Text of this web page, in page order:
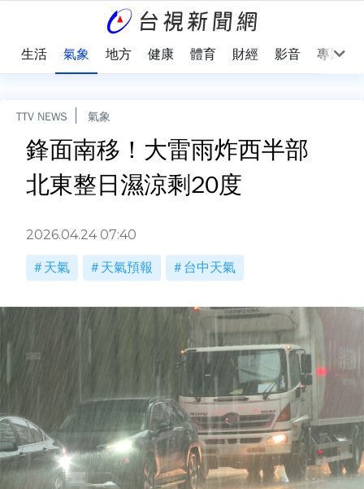
生活 氣象 地方 健康 體育 財經 影音 專題
TTV NEWS 氣象
鋒面南移！大雷雨炸西半部
北東整日濕涼剩20度
2026.04.24 07:40
天氣 天氣預報 台中天氣